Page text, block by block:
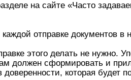
на сайте «Часто
отправке документов в
этого делать не нужно.
должен сформировать и
которая будет